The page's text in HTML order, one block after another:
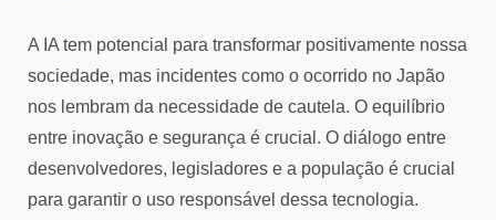
A IA tem potencial para transformar positivamente nossa
sociedade, mas incidentes como o ocorrido no Japão
nos lembram da necessidade de cautela. O equilíbrio
entre inovação e segurança é crucial. O diálogo entre
desenvolvedores, legisladores e a população é crucial
para garantir o uso responsável dessa tecnologia.